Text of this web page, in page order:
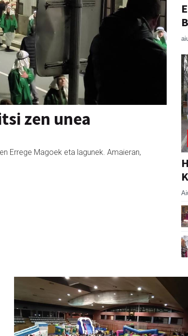
zen unea
Errege Magoek eta lagunek. Amaieran,